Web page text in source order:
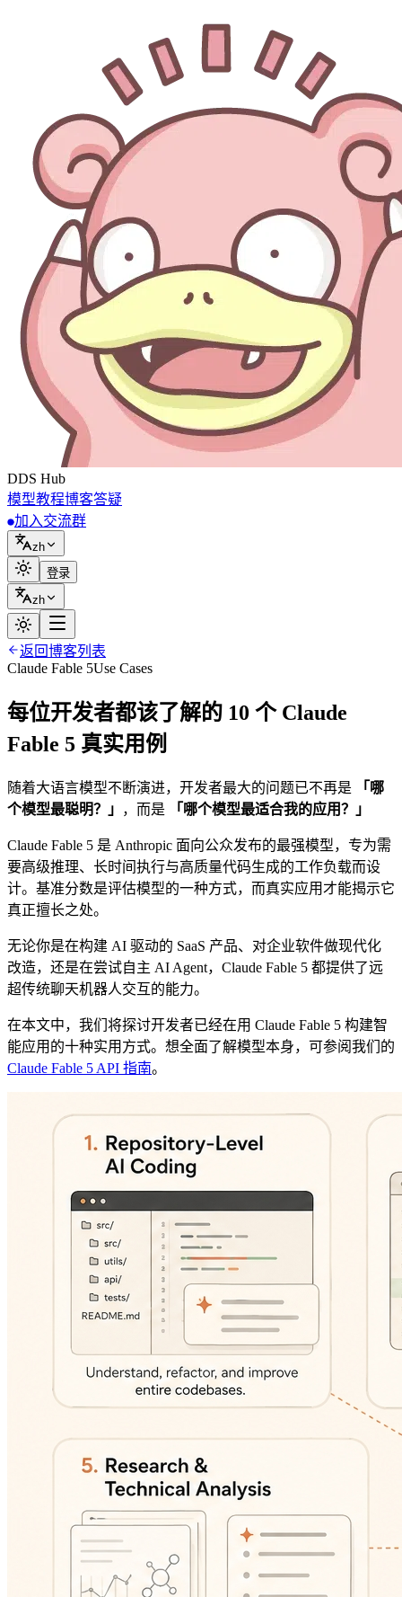
DDS Hub
模型教程博客答疑
加入交流群
zh
登录
zh
返回博客列表
Claude Fable 5Use Cases
每位开发者都该了解的 10 个 Claude
Fable 5 真实用例
随着大语言模型不断演进，开发者最大的问题已不再是
「哪
个模型最聪明？」
，而是 「哪个模型最适合我的应用？」
Claude Fable 5 是 Anthropic 面向公众发布的最强模型，专为需
要高级推理、长时间执行与高质量代码生成的工作负载而设
计。基准分数是评估模型的一种方式，而真实应用才能揭示它
真正擅长之处。
无论你是在构建 AI 驱动的 SaaS 产品、对企业软件做现代化
改造，还是在尝试自主 AI Agent，Claude Fable 5 都提供了远
超传统聊天机器人交互的能力。
在本文中，我们将探讨开发者已经在用 Claude Fable 5 构建智
能应用的十种实用方式。想全面了解模型本身，可参阅我们的
Claude Fable 5 API 指南。